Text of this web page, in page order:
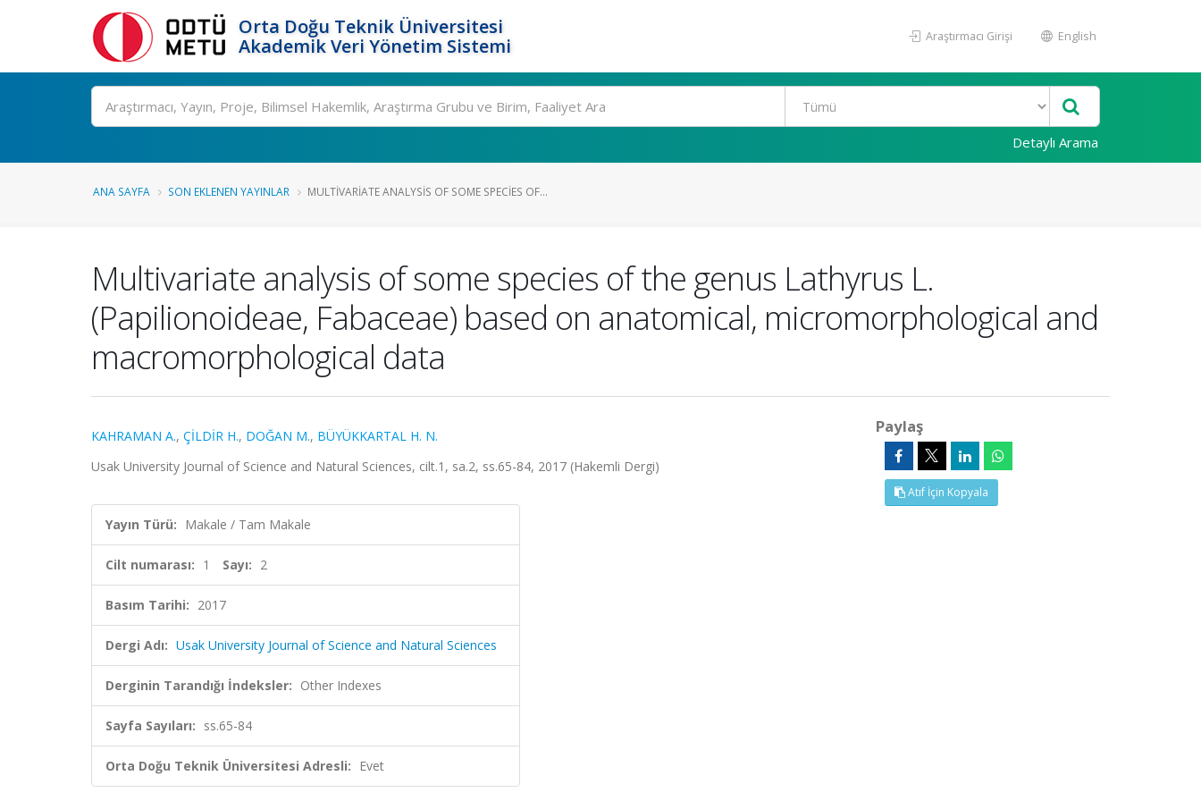
Orta Doğu Teknik Üniversitesi
Akademik Veri Yönetim Sistemi
Araştırmacı Girişi English
Ara
Detaylı Arama
ANA SAYFA SON EKLENEN YAYINLAR MULTIVARIATE ANALYSIS OF SOME SPECIES OF...
Multivariate analysis of some species of the genus Lathyrus L.
(Papilionoideae, Fabaceae) based on anatomical, micromorphological and
macromorphological data
KAHRAMAN A., ÇİLDİR H., DOĞAN M., BÜYÜKKARTAL H. N.
Usak University Journal of Science and Natural Sciences, cilt.1, sa.2, ss.65-84, 2017 (Hakemli Dergi)
Yayın Türü: Makale / Tam Makale
Cilt numarası: 1 Sayı: 2
Basım Tarihi: 2017
Dergi Adı: Usak University Journal of Science and Natural Sciences
Derginin Tarandığı İndeksler: Other Indexes
Sayfa Sayıları: ss.65-84
Orta Doğu Teknik Üniversitesi Adresli: Evet
Paylaş
Atıf İçin Kopyala